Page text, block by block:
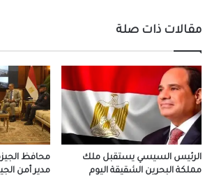
مقالات ذات صلة
الرئيس السيسي يستقبل ملك
مملكة البحرين الشقيقة اليوم
محافظ
مدير أمن